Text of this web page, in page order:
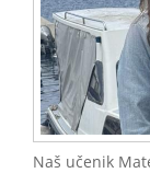
Naš učenik